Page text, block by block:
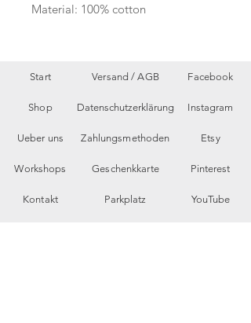
Material: 100% cotton
Start
Shop
Ueber uns
Workshops
Kontakt
Versand /AGB
Datenschutzerklärung
Zahlungsmethoden
Geschenkkarte
Parkplatz
Facebook
Instagram
Etsy
Pinterest
YouTube